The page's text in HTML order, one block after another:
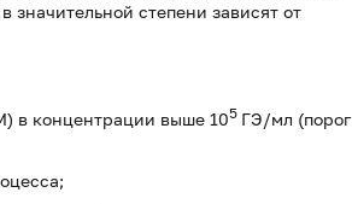
значительной степени зависят от
в концентрации выше 105 ГЭ/мл (порог